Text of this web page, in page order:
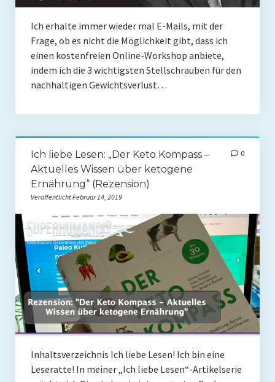
Getränke und Smoothies
Hauptgerichte
Innereien
Kosmetik
Mit Ei
Salate
Snacks
Shop
Ebooks To Go
Videos
Podcasts
Reviews
Rezension
Ich erhalte immer wieder mal E-Mails, mit der
Frage, ob es nicht die Möglichkeit gibt, dass ich
einen kostenfreien Online-Workshop anbiete,
indem ich die 3 wichtigsten Stellschrauben für den
nachhaltigen Gewichtsverlust…
Ich liebe Lesen: „Der Keto Kompass –
Aktuelles Wissen über ketogene
Ernährung“ (Rezension)
Veröffentlicht Februar 14, 2019
0
Inhaltsverzeichnis Ich liebe Lesen! Ich bin eine
Leseratte! In meiner „Ich liebe Lesen“-Artikelserie